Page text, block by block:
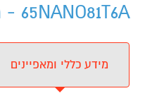
65NANO81T6A - מידע נוסף
מידע כללי ומאפיינים